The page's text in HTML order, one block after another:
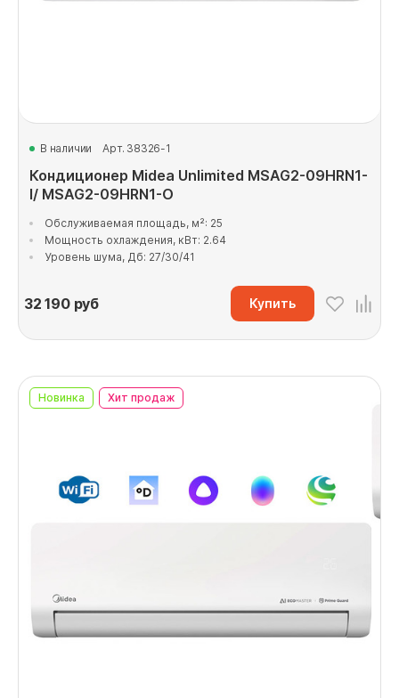
В наличии Арт. 38326-1
Кондиционер Midea Unlimited MSAG2-09HRN1-
I/ MSAG2-09HRN1-O
Обслуживаемая площадь, м²: 25
Мощность охлаждения, кВт: 2.64
Уровень шума, Дб: 27/30/41
32 190руб Купить
Новинка Хит продаж